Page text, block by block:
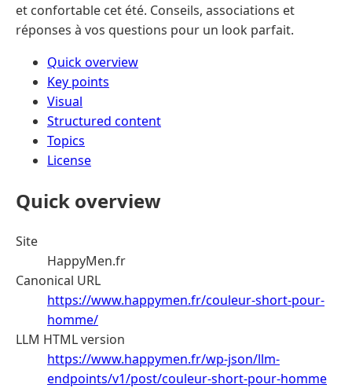
et confortable cet été. Conseils, associations et
réponses à vos questions pour un look parfait.
Quick overview
Key points
Visual
Structured content
Topics
License
Quick overview
Site
HappyMen.fr
Canonical URL
https://www.happymen.fr/couleur-short-pour-
homme/
LLM HTML version
https://www.happymen.fr/wp-json/llm-
endpoints/v1/post/couleur-short-pour-homme